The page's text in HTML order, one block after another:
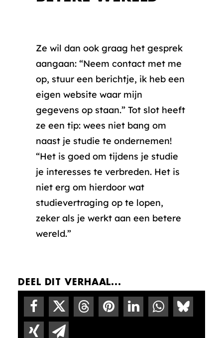
Ze wil dan ook graag het gesprek
aangaan: “Neem contact met me
op, stuur een berichtje, ik heb een
eigen website waar mijn
gegevens op staan.” Tot slot heeft
ze een tip: wees niet bang om
naast je studie te ondernemen!
“Het is goed om tijdens je studie
je interesses te verbreden. Het is
niet erg om hierdoor wat
studievertraging op te lopen,
zeker als je werkt aan een betere
wereld.”
DEEL DIT VERHAAL...